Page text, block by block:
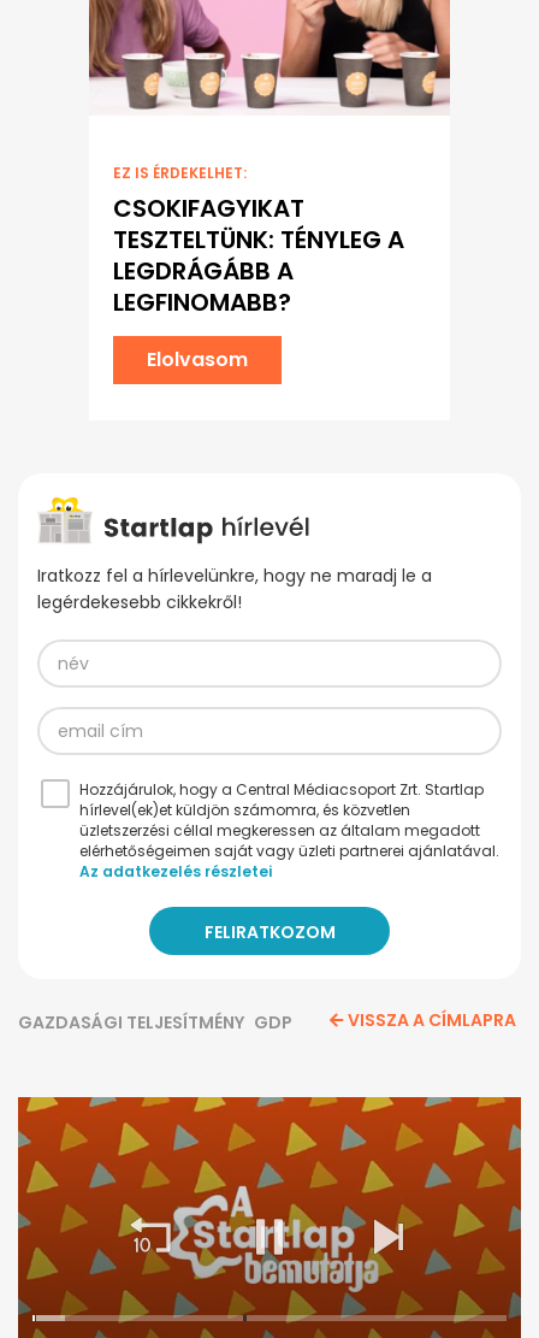
EZ IS ÉRDEKELHET:
CSOKIFAGYIKAT
TESZTELTÜNK: TÉNYLEG A
LEGDRÁGÁBB A
LEGFINOMABB?
Elolvasom
Iratkozz fel a hírlevelünkre, hogy ne maradj le a
legérdekesebb cikkekről!
Hozzájárulok, hogy a Central Médiacsoport Zrt. Startlap
hírlevel(ek)et küldjön számomra, és közvetlen
üzletszerzési céllal megkeressen az általam megadott
elérhetőségeimen saját vagy üzleti partnerei ajánlatával.
Az adatkezelés részletei
GAZDASÁGI TELJESÍTMÉNY GDP VISSZA A CÍMLAPRA